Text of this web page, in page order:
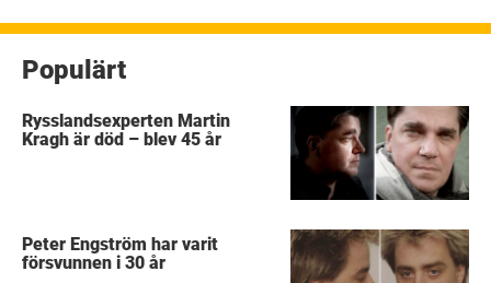
Populärt
Rysslandsexperten Martin
Kragh är död – blev 45 år
Peter Engström har varit
försvunnen i 30 år